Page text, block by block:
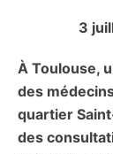
3
À Toulouse,
des
quartier
des